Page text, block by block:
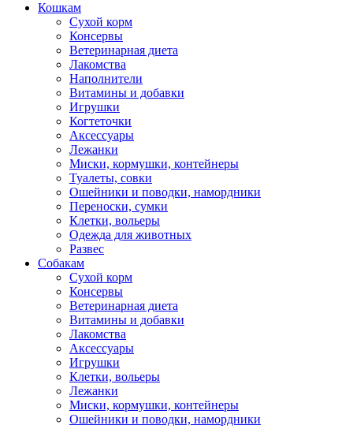
Кошкам
Сухой корм
Консервы
Ветеринарная диета
Лакомства
Наполнители
Витамины и добавки
Игрушки
Когтеточки
Аксессуары
Лежанки
Миски, кормушки, контейнеры
Туалеты, совки
Ошейники и поводки, намордники
Переноски, сумки
Клетки, вольеры
Одежда для животных
Развес
Собакам
Сухой корм
Консервы
Ветеринарная диета
Витамины и добавки
Лакомства
Аксессуары
Игрушки
Клетки, вольеры
Лежанки
Миски, кормушки, контейнеры
Ошейники и поводки, намордники